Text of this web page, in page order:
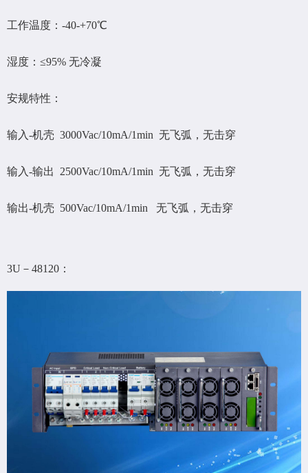
工作温度：-40-+70℃
湿度：≤95% 无冷凝
安规特性：
输入-机壳 3000Vac/10mA/1min 无飞弧，无击穿
输入-输出 2500Vac/10mA/1min 无飞弧，无击穿
输出-机壳 500Vac/10mA/1min 无飞弧，无击穿
3U－48120：